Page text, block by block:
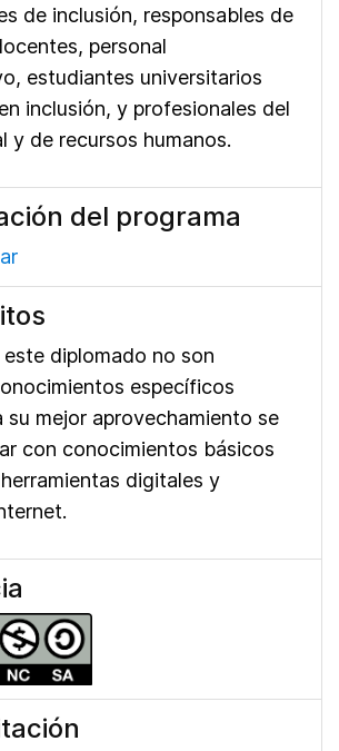
de inclusión, responsables de
personal
estudiantes universitarios
inclusión, y profesionales del
y de recursos humanos.
del programa
este diplomado no son
específicos
su mejor aprovechamiento se
con conocimientos básicos
digitales y